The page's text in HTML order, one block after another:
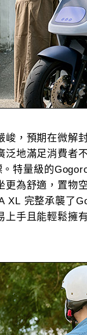
峻，預期在微解
泛地滿足消費者
特量級的
更為舒適，置物
XL 完整承襲了
上手且能輕鬆擁